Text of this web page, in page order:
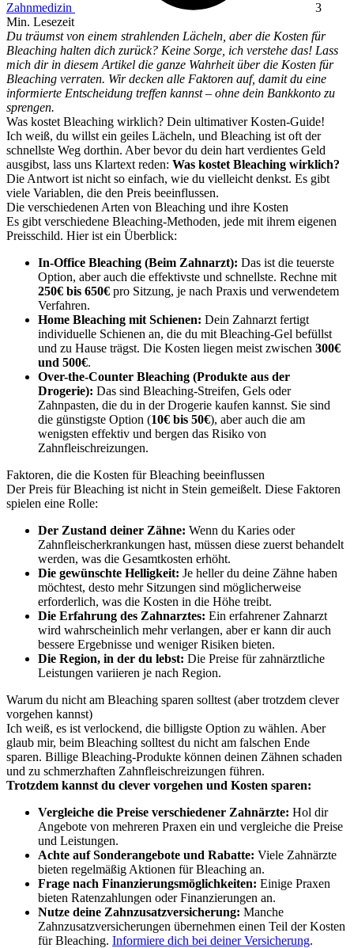
Zahnmedizin
3
Min. Lesezeit
Du träumst von einem strahlenden Lächeln, aber die Kosten für
Bleaching halten dich zurück? Keine Sorge, ich verstehe das! Lass
mich dir in diesem Artikel die ganze Wahrheit über die Kosten für
Bleaching verraten. Wir decken alle Faktoren auf, damit du eine
informierte Entscheidung treffen kannst – ohne dein Bankkonto zu
sprengen.
Was kostet Bleaching wirklich? Dein ultimativer Kosten-Guide!
Ich weiß, du willst ein geiles Lächeln, und Bleaching ist oft der
schnellste Weg dorthin. Aber bevor du dein hart verdientes Geld
ausgibst, lass uns Klartext reden: Was kostet Bleaching wirklich?
Die Antwort ist nicht so einfach, wie du vielleicht denkst. Es gibt
viele Variablen, die den Preis beeinflussen.
Die verschiedenen Arten von Bleaching und ihre Kosten
Es gibt verschiedene Bleaching-Methoden, jede mit ihrem eigenen
Preisschild. Hier ist ein Überblick:
In-Office Bleaching (Beim Zahnarzt): Das ist die teuerste
Option, aber auch die effektivste und schnellste. Rechne mit
250€ bis 650€ pro Sitzung, je nach Praxis und verwendetem
Verfahren.
Home Bleaching mit Schienen: Dein Zahnarzt fertigt
individuelle Schienen an, die du mit Bleaching-Gel befüllst
und zu Hause trägst. Die Kosten liegen meist zwischen 300€
und 500€.
Over-the-Counter Bleaching (Produkte aus der
Drogerie): Das sind Bleaching-Streifen, Gels oder
Zahnpasten, die du in der Drogerie kaufen kannst. Sie sind
die günstigste Option (10€ bis 50€), aber auch die am
wenigsten effektiv und bergen das Risiko von
Zahnfleischreizungen.
Faktoren, die die Kosten für Bleaching beeinflussen
Der Preis für Bleaching ist nicht in Stein gemeißelt. Diese Faktoren
spielen eine Rolle:
Der Zustand deiner Zähne: Wenn du Karies oder
Zahnfleischerkrankungen hast, müssen diese zuerst behandelt
werden, was die Gesamtkosten erhöht.
Die gewünschte Helligkeit: Je heller du deine Zähne haben
möchtest, desto mehr Sitzungen sind möglicherweise
erforderlich, was die Kosten in die Höhe treibt.
Die Erfahrung des Zahnarztes: Ein erfahrener Zahnarzt
wird wahrscheinlich mehr verlangen, aber er kann dir auch
bessere Ergebnisse und weniger Risiken bieten.
Die Region, in der du lebst: Die Preise für zahnärztliche
Leistungen variieren je nach Region.
Warum du nicht am Bleaching sparen solltest (aber trotzdem clever
vorgehen kannst)
Ich weiß, es ist verlockend, die billigste Option zu wählen. Aber
glaub mir, beim Bleaching solltest du nicht am falschen Ende
sparen. Billige Bleaching-Produkte können deinen Zähnen schaden
und zu schmerzhaften Zahnfleischreizungen führen.
Trotzdem kannst du clever vorgehen und Kosten sparen:
Vergleiche die Preise verschiedener Zahnärzte: Hol dir
Angebote von mehreren Praxen ein und vergleiche die Preise
und Leistungen.
Achte auf Sonderangebote und Rabatte: Viele Zahnärzte
bieten regelmäßig Aktionen für Bleaching an.
Frage nach Finanzierungsmöglichkeiten: Einige Praxen
bieten Ratenzahlungen oder Finanzierungen an.
Nutze deine Zahnzusatzversicherung: Manche
Zahnzusatzversicherungen übernehmen einen Teil der Kosten
für Bleaching. Informiere dich bei deiner Versicherung.